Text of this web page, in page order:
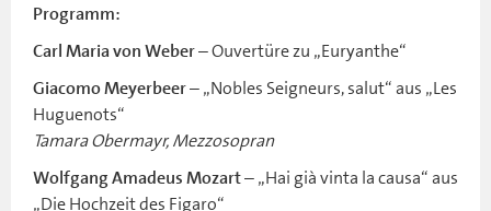
Programm:
Carl Maria von Weber– Ouvertüre zu „Euryanthe“
Giacomo Meyerbeer– „Nobles Seigneurs, salut“ aus „Les
Huguenots“
Tamara Obermayr, Mezzosopran
Wolfgang Amadeus Mozart– „Hai già vinta la causa“ aus
„Die Hochzeit des Figaro“